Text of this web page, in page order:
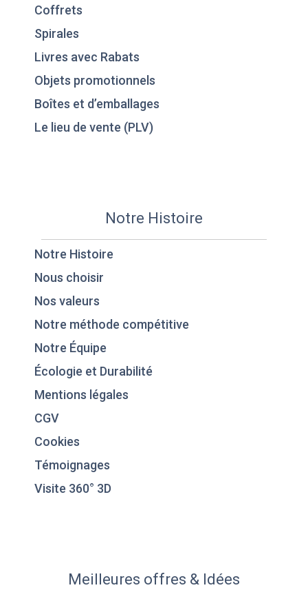
Coffrets
Spirales
Livres avec Rabats
Objets promotionnels
Boîtes et d’emballages
Le lieu de vente (PLV)
Notre Histoire
Notre Histoire
Nous choisir
Nos valeurs
Notre méthode compétitive
Notre Équipe
Écologie et Durabilité
Mentions légales
CGV
Cookies
Témoignages
Visite 360° 3D
Meilleures offres & Idées